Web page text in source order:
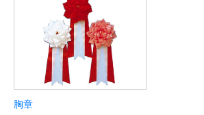
胸章